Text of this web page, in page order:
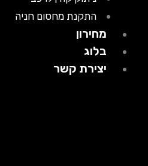
התקנת מחסום חניה
מחירון
בלוג
יצירת קשר